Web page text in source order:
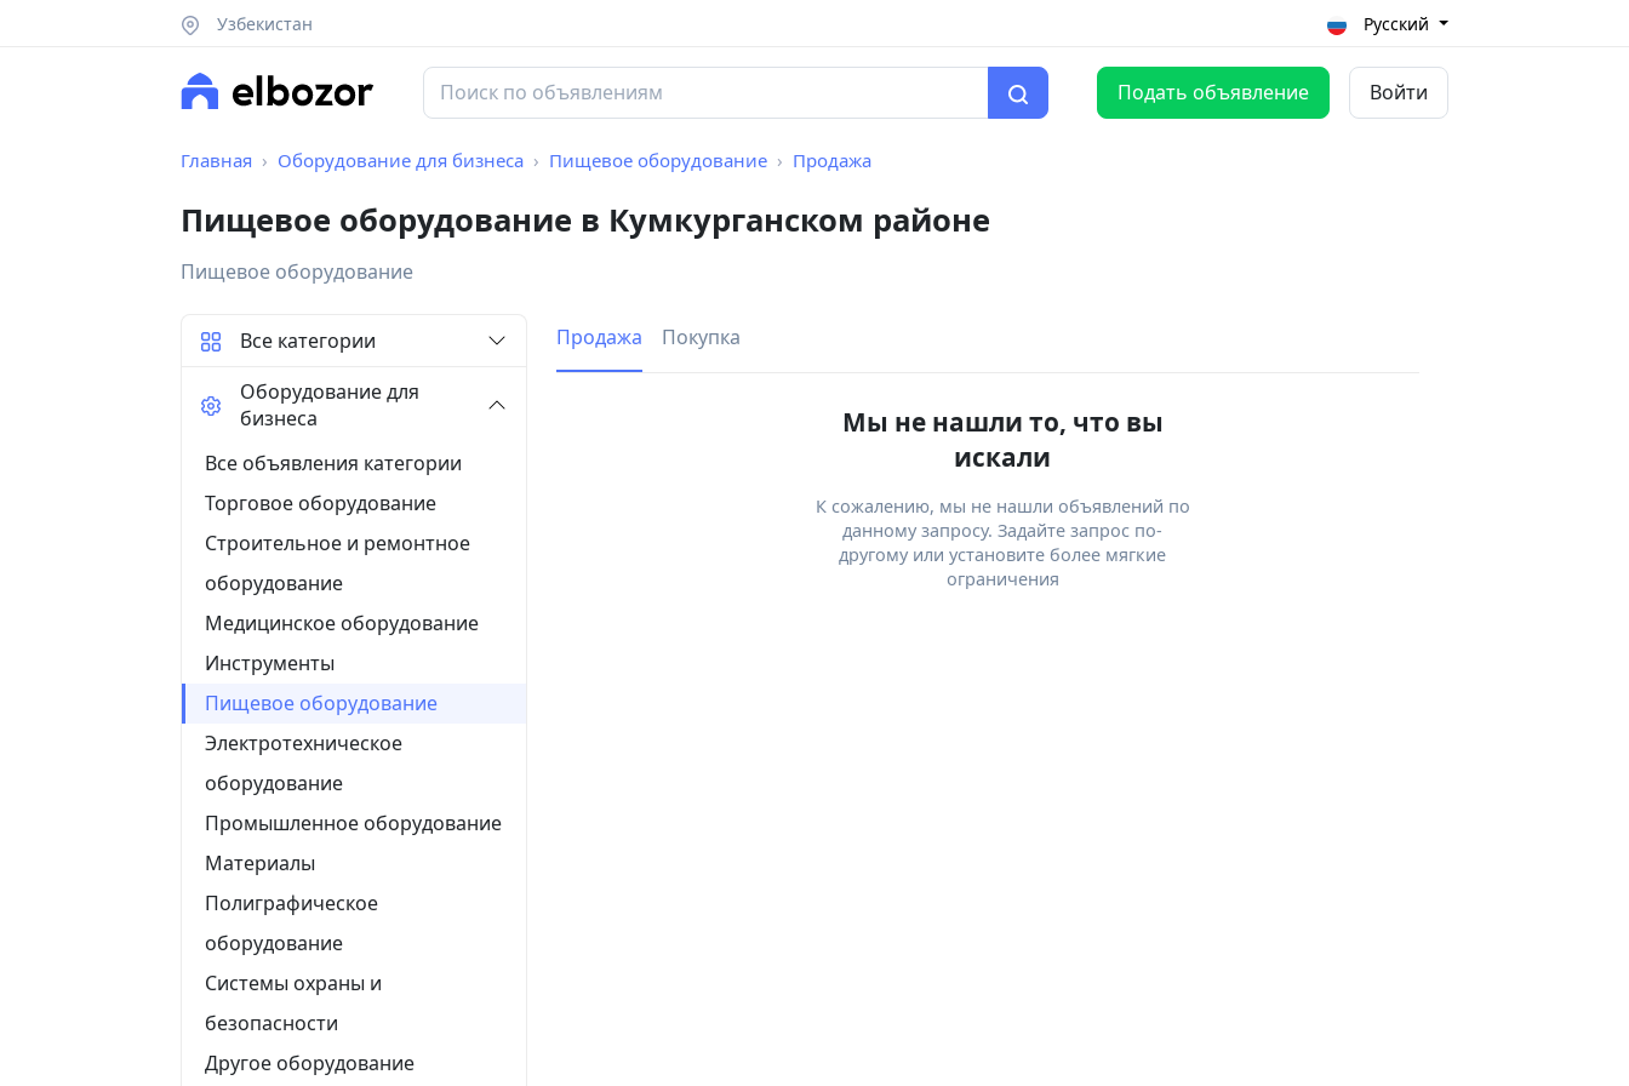
Узбекистан Русский
Подать объявление Войти
Главная Оборудование для бизнеса Пищевое оборудование Продажа
Пищевое оборудование в Кумкурганском районе
Пищевое оборудование
Продажа Покупка
Мы не нашли то, что вы
искали
К сожалению, мы не нашли объявлений по
данному запросу. Задайте запрос по-
другому или установите более мягкие
ограничения
Все категории
Оборудование для
бизнеса
Все объявления категории
Торговое оборудование
Строительное и ремонтное
оборудование
Медицинское оборудование
Инструменты
Пищевое оборудование
Электротехническое
оборудование
Промышленное оборудование
Материалы
Полиграфическое
оборудование
Системы охраны и
безопасности
Другое оборудование